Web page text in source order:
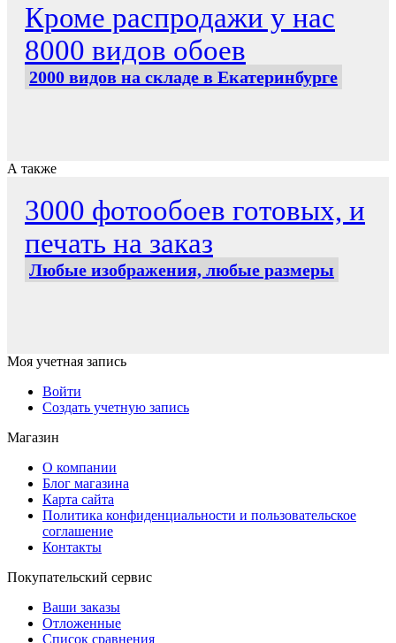
Кроме распродажи у нас
8000 видов обоев
2000 видов на складе в Екатеринбурге
А также
3000 фотообоев готовых, и
печать на заказ
Любые изображения, любые размеры
Моя учетная запись
Войти
Создать учетную запись
Магазин
О компании
Блог магазина
Карта сайта
Политика конфиденциальности и пользовательское
соглашение
Контакты
Покупательский сервис
Ваши заказы
Отложенные
Список сравнения